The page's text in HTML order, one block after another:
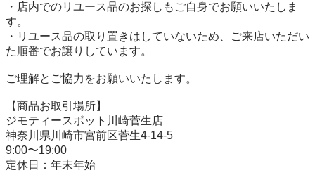
・店内でのリユース品のお探しもご自身でお願いいたしま
す。
・リユース品の取り置きはしていないため、ご来店いただい
た順番でお譲りしています。
ご理解とご協力をお願いいたします。
【商品お取引場所】
ジモティースポット川崎菅生店
神奈川県川崎市宮前区菅生4-14-5
9:00〜19:00
定休日：年末年始